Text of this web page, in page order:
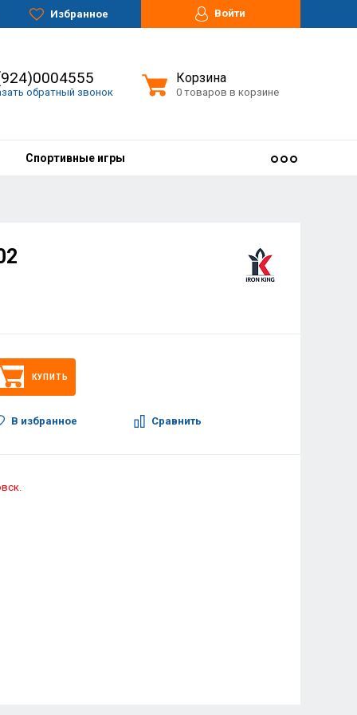
Избранное Войти
обратный звонок
Корзина
0 товаров в корзине
Спортивные игры
КУПИТЬ
В избранное Сравнить